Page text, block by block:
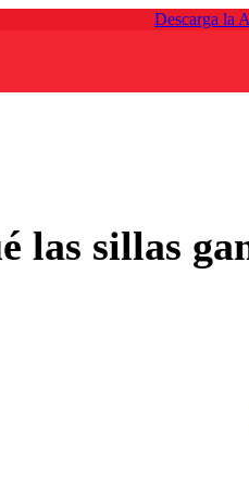
Descarga la
las sillas